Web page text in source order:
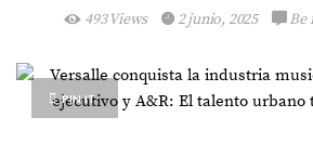
493 Views 2 junio, 2025 Be
PIN IT